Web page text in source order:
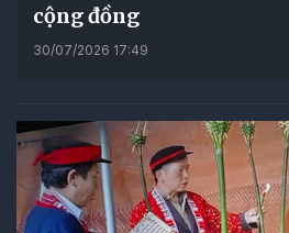
cộng đồng
30/07/2026 17:49